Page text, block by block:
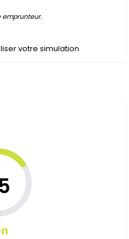
emprunteur.
votre simulation